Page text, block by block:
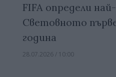
FIFA определи
Световното
година
28.07.2026 / 10:00